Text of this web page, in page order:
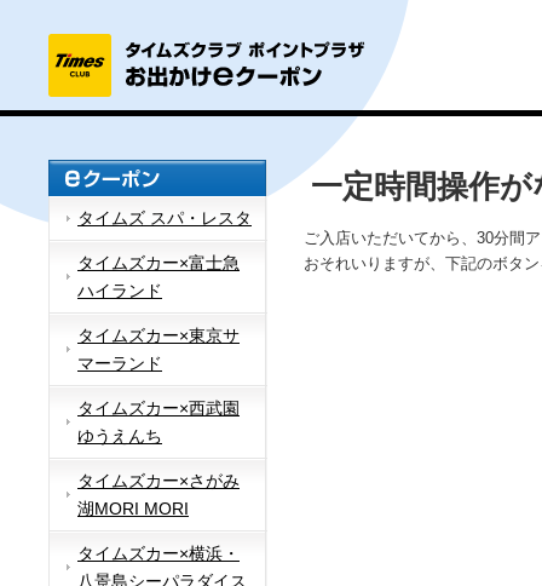
タイムズ スパ・レスタ
タイムズカー×富士急
ハイランド
タイムズカー×東京サ
マーランド
タイムズカー×西武園
ゆうえんち
タイムズカー×さがみ
湖MORI MORI
タイムズカー×横浜・
八景島シーパラダイス
一定時間操作
ご入店いただいてから、30分間
おそれいりますが、下記のボタ